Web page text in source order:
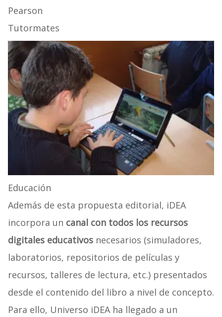
Pearson
Tutormates
Educación
Además de esta propuesta editorial, iDEA
incorpora un canal con todos los recursos
digitales educativosnecesarios (simuladores,
laboratorios, repositorios de películas y
recursos, talleres de lectura, etc.) presentados
desde el contenido del libro a nivel de concepto.
Para ello, Universo iDEA ha llegado a un